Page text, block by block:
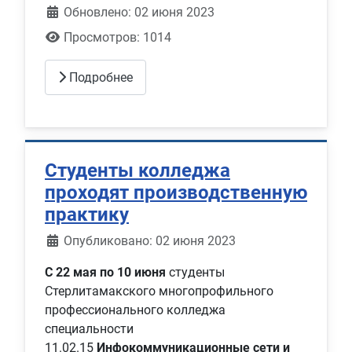
Обновлено: 02 июня 2023
Просмотров: 1014
Подробнее
Студенты колледжа
проходят производственную
практику
Информация о материале
Опубликовано: 02 июня 2023
С 22 мая по 10 июня студенты
Стерлитамакского многопрофильного
профессионального колледжа
специальности
11.02.15 Инфокоммуникационные сети и